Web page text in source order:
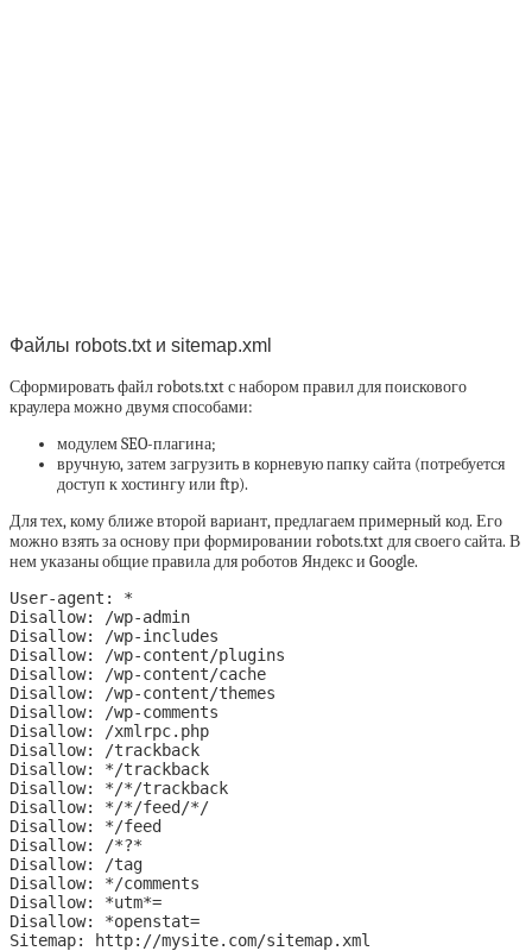
Файлы robots.txt и sitemap.xml
Сформировать файл robots.txt с набором правил для поискового
краулера можно двумя способами:
модулем SEO-плагина;
вручную, затем загрузить в корневую папку сайта (потребуется
доступ к хостингу или ftp).
Для тех, кому ближе второй вариант, предлагаем примерный код. Его
можно взять за основу при формировании robots.txt для своего сайта. В
нем указаны общие правила для роботов Яндекс и Google.
User-agent: *
Disallow: /wp-admin
Disallow: /wp-includes
Disallow: /wp-content/plugins
Disallow: /wp-content/cache
Disallow: /wp-content/themes
Disallow: /wp-comments
Disallow: /xmlrpc.php
Disallow: /trackback
Disallow: */trackback
Disallow: */*/trackback
Disallow: */*/feed/*/
Disallow: */feed
Disallow: /*?*
Disallow: /tag
Disallow: */comments
Disallow: *utm*=
Disallow: *openstat=
Sitemap: http://mysite.com/sitemap.xml